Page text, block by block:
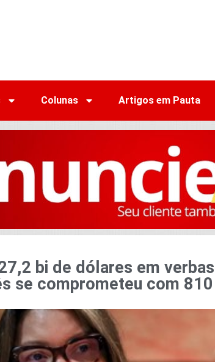
Colunas Artigos em Pauta
bi de dólares em
se comprometeu com